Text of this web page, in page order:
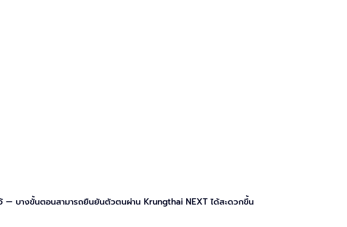
— บางขั้นตอนสามารถยืนยันตัวตนผ่าน Krungthai NEXT ได้สะดวกขึ้น